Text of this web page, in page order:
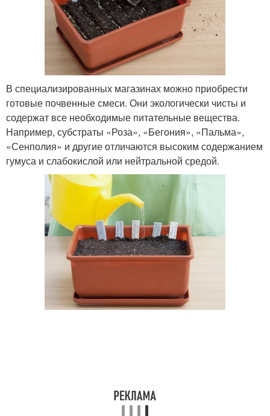
В специализированных магазинах можно приобрести
готовые почвенные смеси. Они экологически чисты и
содержат все необходимые питательные вещества.
Например, субстраты «Роза», «Бегония», «Пальма»,
«Сенполия» и другие отличаются высоким содержанием
гумуса и слабокислой или нейтральной средой.